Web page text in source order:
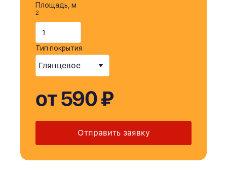
Площадь, м
2
Тип покрытия
от 590 ₽
Отправить заявку